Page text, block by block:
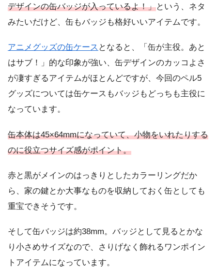
デザインの缶バッジが入っているよ！」という、ネタ
みたいだけど、缶もバッジも格好いいアイテムです。
アニメグッズの缶ケース となると、「缶が主役。あと
はサブ！」的な印象が強い、缶デザインのカッコよさ
が凄すぎるアイテムがほとんどですが、今回のペル5
グッズについては缶ケースもバッジもどっちも主役に
なっています。
缶本体は45×64mmになっていて、小物をいれたりする
のに役立つサイズ感がポイント。
赤と黒がメインのはっきりとしたカラーリングだか
ら、家の鍵とか大事なものを収納しておく缶としても
重宝できそうです。
そして缶バッジは約38mm。バッジとして見るとかな
り小さめサイズなので、さりげなく飾れるワンポイン
トアイテムになっています。